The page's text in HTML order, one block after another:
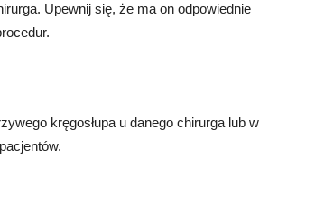
Upewnij się, że ma on odpowiednie
kręgosłupa u danego chirurga lub w